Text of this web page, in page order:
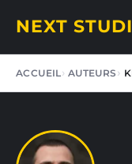
NEXT
ACCUEIL AUTEURS